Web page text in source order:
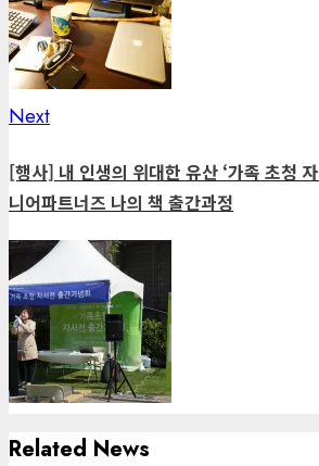
NextNext
[행사] 내 인생의 위대한 유산 ‘가족 초청
니어파트너즈 나의 책 출간과정
Related News